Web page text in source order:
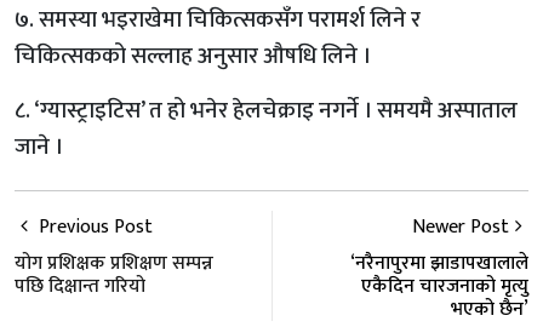
७. समस्या भइराखेमा चिकित्सकसँग परामर्श लिने र
चिकित्सकको सल्लाह अनुसार औषधि लिने ।
८. ‘ग्यास्ट्राइटिस’ त हो भनेर हेलचेक्राइ नगर्ने । समयमै अस्पाताल
जाने ।
Previous Post
योग प्रशिक्षक प्रशिक्षण सम्पन्न
पछि दिक्षान्त गरियो
Newer Post
‘नरैनापुरमा झाडापखालाले
एकैदिन चारजनाको मृत्यु
भएको छैन’